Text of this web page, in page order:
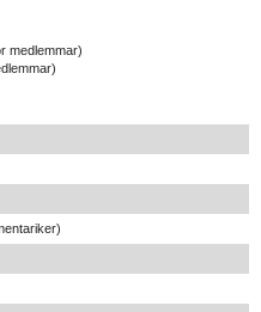
medlemmar)